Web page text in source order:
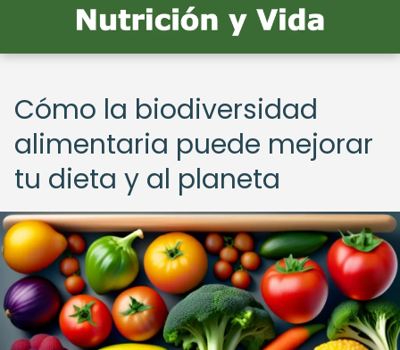
Cómo la biodiversidad
alimentaria puede mejorar
tu dieta y al planeta